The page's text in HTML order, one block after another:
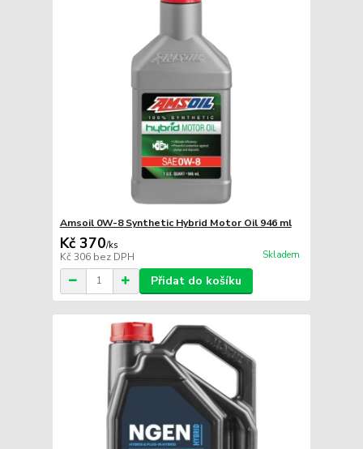
Amsoil 0W-8 Synthetic Hybrid Motor Oil 946 ml
Kč 370/ks
Kč 306 bez DPH Skladem
Přidat do košíku